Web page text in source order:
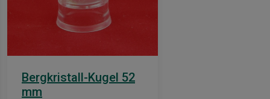
Bergkristall-Kugel 52
mm